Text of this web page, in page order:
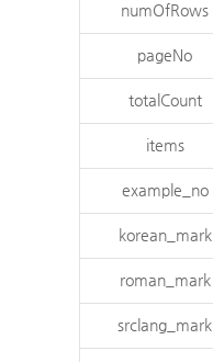
numOfRows
pageNo
totalCount
items
example_no
korean_mark
roman_mark
srclang_mark